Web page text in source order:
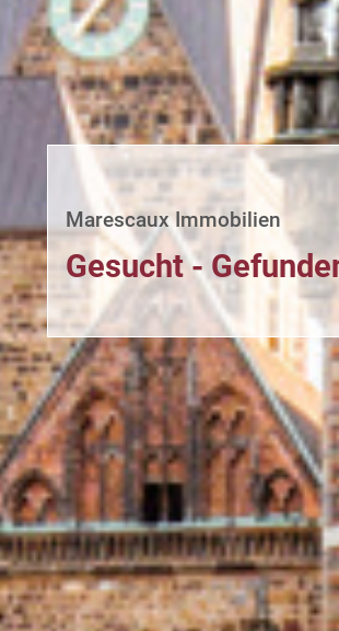
Marescaux Immobilien
Gesucht -